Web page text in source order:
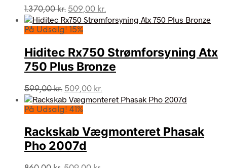
1.370,00kr. Den
oprindelige
pris
1.370,00 kr..
509,00 kr.
aktuelle
509,00 kr..
På Udsalg! 15%
Hiditec Rx750 Strømforsyning Atx
750 Plus Bronze
599,00kr. Den
oprindelige
pris
599,00 kr..
509,00 kr.
aktuelle
509,00 kr..
På Udsalg! 41%
Rackskab Vægmonteret Phasak
Pho 2007d